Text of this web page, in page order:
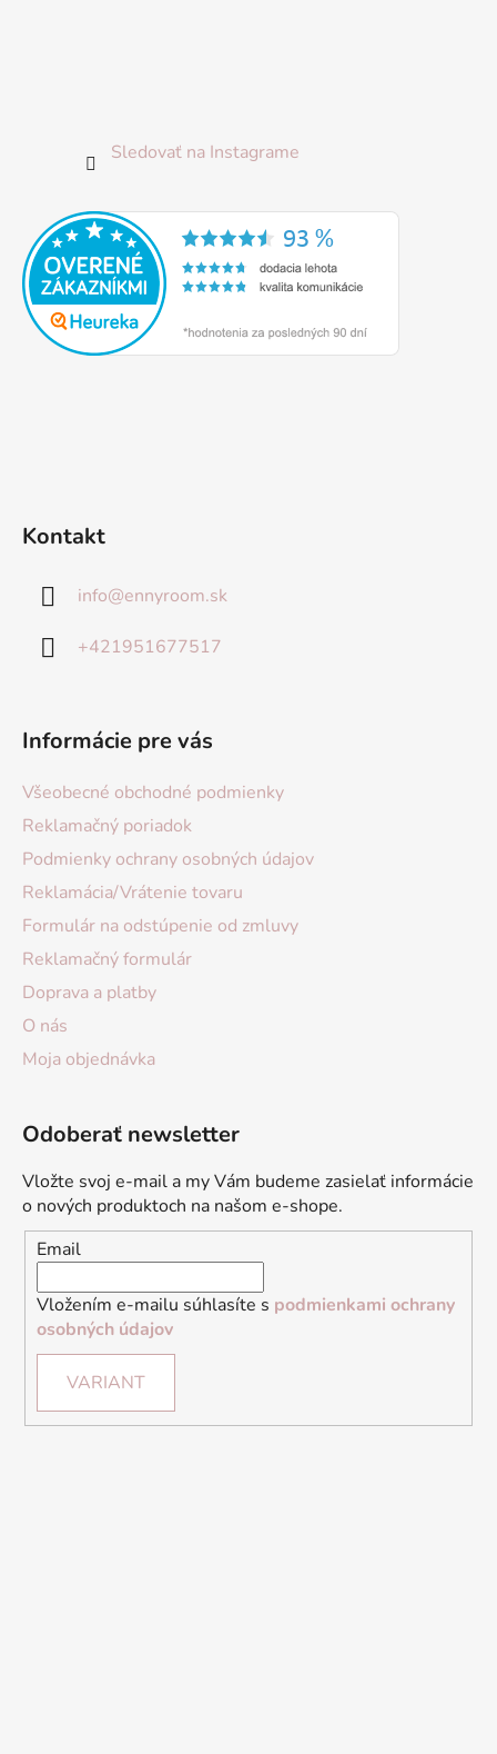
Sledovať na Instagrame
Kontakt
info@ennyroom.sk
+421951677517
Informácie pre vás
Všeobecné obchodné podmienky
Reklamačný poriadok
Podmienky ochrany osobných údajov
Reklamácia/Vrátenie tovaru
Formulár na odstúpenie od zmluvy
Reklamačný formulár
Doprava a platby
O nás
Moja objednávka
Odoberať newsletter
Vložte svoj e-mail a my Vám budeme zasielať informácie
o nových produktoch na našom e-shope.
Email
Vložením e-mailu súhlasíte s podmienkami ochrany
osobných údajov
VARIANT